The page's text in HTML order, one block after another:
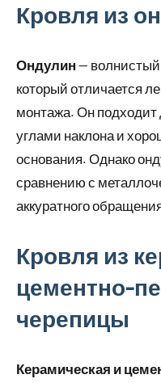
Кровля из
Ондулин —
который отличается
монтажа. Он подходит
углами наклона и
основания. Однако
сравнению с
аккуратного
Кровля из
цементно-
черепицы
Керамическая и